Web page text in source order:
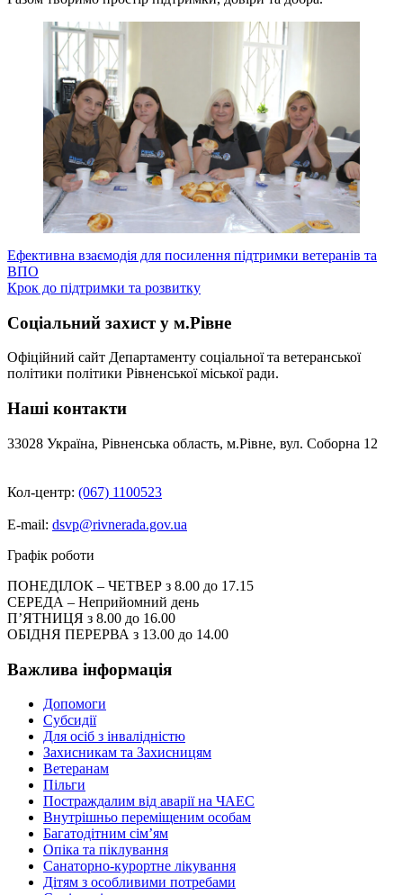
Навігація
записів
Ефективна взаємодія для посилення підтримки ветеранів та
ВПО
Крок до підтримки та розвитку
Соціальний захист у м.Рівне
Офіційний сайт Департаменту соціальної та ветеранської
політики політики Рівненської міської ради.
Наші контакти
33028 Україна, Рівненська область, м.Рівне, вул. Соборна 12
Кол-центр: (067) 1100523
E-mail: dsvp@rivnerada.gov.ua
Графік роботи
ПОНЕДІЛОК – ЧЕТВЕР з 8.00 до 17.15
СЕРЕДА – Неприйомний день
П’ЯТНИЦЯ з 8.00 до 16.00
ОБІДНЯ ПЕРЕРВА з 13.00 до 14.00
Важлива інформація
Допомоги
Субсидії
Для осіб з інвалідністю
Захисникам та Захисницям
Ветеранам
Пільги
Постраждалим від аварії на ЧАЕС
Внутрішньо переміщеним особам
Багатодітним сім’ям
Опіка та піклування
Санаторно-курортне лікування
Дітям з особливими потребами